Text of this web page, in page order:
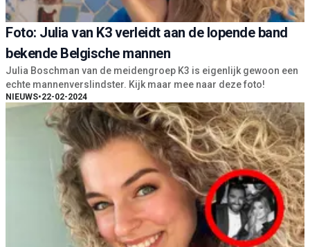
Foto: Julia van K3 verleidt aan de lopende band
bekende Belgische mannen
Julia Boschman van de meidengroep K3 is eigenlijk gewoon een
echte mannenverslindster. Kijk maar mee naar deze foto!
NIEUWS•22-02-2024